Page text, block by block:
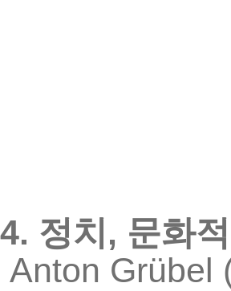
4. 정치 , 문화적
Anton Grübel